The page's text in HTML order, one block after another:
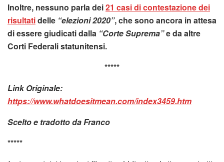
Inoltre, nessuno parla dei21 casi di contestazione dei
risultatidelle “elezioni 2020”, che sono ancora in attesa
di essere giudicati dalla “Corte Suprema”e da altre
Corti Federali statunitensi.
*****
Link Originale:
https://www.whatdoesitmean.com/index3459.htm
Scelto e tradotto da Franco
*****